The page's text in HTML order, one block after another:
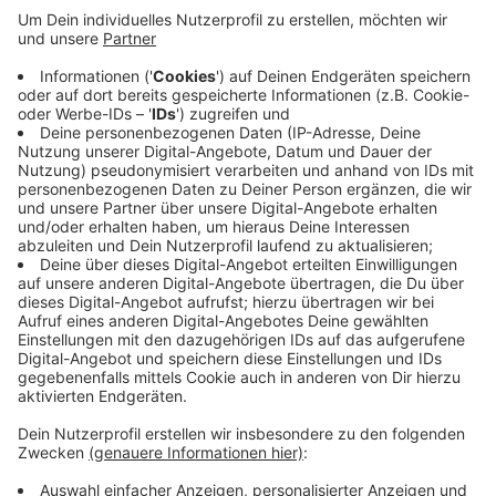
Richtung Rothe Erde unbemerkt beklaut worden.
Überwachungskameras im Bus haben die Tat
allerdings aufgezeichnet.
Zeugen, die Hinweise zur Identität der abgebildeten
Personen geben können, werden gebeten, sich unter
der Nummer 0241/9577-33201 oder (außerhalb der
Bürozeiten) unter der Nummer 0241/9577-34210 zu
melden.
Veröffentlicht:Donnerstag, 21.01.2021 11:12
Anzeige